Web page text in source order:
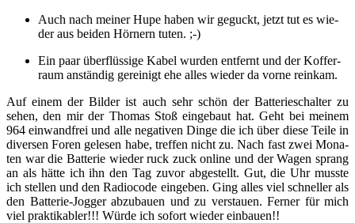
Auch nach mei­ner Hupe haben wir ge­guckt, jetzt tut es wie­
der aus bei­den Hör­nern tuten. ;-)
Ein paar über­flüs­si­ge Kabel wur­den ent­fernt und der Kof­fer­
raum an­stän­dig ge­rei­nigt ehe alles wie­der da vorne rein­kam.
Auf einem der Bil­der ist auch sehr schön der Bat­te­rie­schal­ter zu
sehen, den mir der Tho­mas Stoß ein­ge­baut hat. Geht bei mei­nem
964 ein­wand­frei und alle ne­ga­ti­ven Dinge die ich über diese Teile in
di­ver­sen Foren ge­le­sen habe, tref­fen nicht zu. Nach fast zwei Mo­na­
ten war die Bat­te­rie wie­der ruck zuck on­line und der Wagen sprang
an als hätte ich ihn den Tag zuvor ab­ge­stellt. Gut, die Uhr muss­te
ich stel­len und den Ra­dio­code ein­ge­ben. Ging alles viel schnel­ler als
den Batterie-​​Jogger ab­zu­bau­en und zu ver­stau­en. Fer­ner für mich
viel prak­ti­ka­bler!!! Würde ich so­fort wie­der ein­bau­en!!